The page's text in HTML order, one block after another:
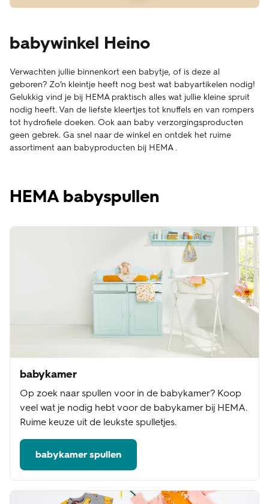
babywinkel Heino
Verwachten jullie binnenkort een babytje, of is deze al
geboren? Zo’n kleintje heeft nog best wat babyartikelen nodig!
Gelukkig vind je bij HEMA praktisch alles wat jullie kleine spruit
nodig heeft. Van de liefste kleertjes tot knuffels en van rompers
tot hydrofiele doeken. Ook aan baby verzorgingsproducten
geen gebrek. Ga snel naar de winkel en ontdek het ruime
assortiment aan babyproducten bij HEMA .
HEMA babyspullen
babykamer
Op zoek naar spullen voor in de babykamer? Koop
veel wat je nodig hebt voor de babykamer bij HEMA.
Ruime keuze uit de leukste spulletjes.
babykamer spullen